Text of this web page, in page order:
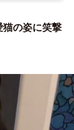
猫の姿に笑撃